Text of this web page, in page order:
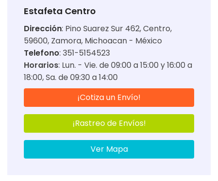
Estafeta Centro
Dirección: Pino Suarez Sur 462, Centro,
59600, Zamora, Michoacan - México
Telefono: 351-5154523
Horarios: Lun. - Vie. de 09:00 a 15:00 y 16:00 a
18:00 Sa. de 09:30 a 14:00
¡Cotiza un Envío!
¡Rastreo de Envíos!
Ver Mapa